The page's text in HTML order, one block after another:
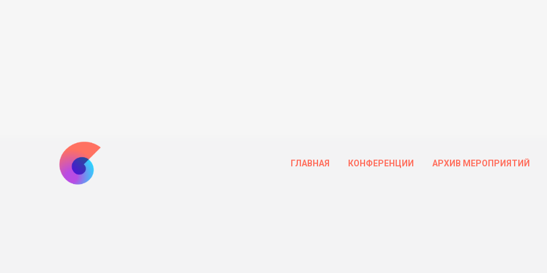
ГЛАВНАЯ КОНФЕРЕНЦИИ АРХИВ МЕРОПРИЯТИЙ